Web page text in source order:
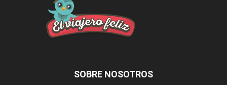
SOBRE NOSOTROS